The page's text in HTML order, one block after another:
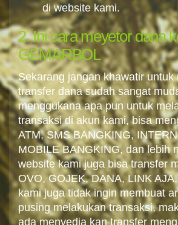
di website kami.
2. Ini cara meyetor dana
GEMARBOL
Sekarang jangan khawatir untuk
transfer dana sudah sangat
menggukana apa pun untuk
transaksi di akun kami, bisa
ATM, SMS BANGKING,
MOBILE BANGKING, dan lebih
website kami juga bisa transfer
OVO, GOJEK, DANA, LINK
kami juga tidak ingin membuat
pusing melakukan transaksi,
ada menyedia kan transfer